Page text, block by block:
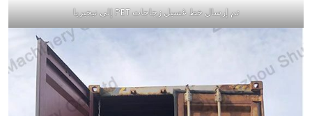
تم إرسال خط غسيل زجاجات PET إلى نيجيريا